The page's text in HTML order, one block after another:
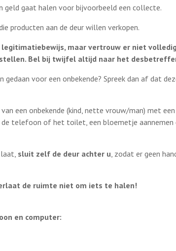
geld gaat halen voor bijvoorbeeld een collecte.
producten aan de deur willen verkopen.
legitimatiebewijs, maar vertrouw er niet
Bel bij twijfel altijd naar het
gedaan voor een onbekende? Spreek dan af dat
een onbekende (kind, nette vrouw/man) met
de telefoon of het toilet, een bloemetje aannemen
sluit zelf de deur achter u, zodat er geen
de ruimte niet om iets te halen!
en computer: